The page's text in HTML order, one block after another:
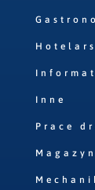
Inne
Prace
Magazyn